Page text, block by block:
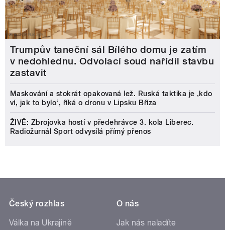
Trumpův taneční sál Bílého domu je zatím
v nedohlednu. Odvolací soud nařídil stavbu
zastavit
Maskování a stokrát opakovaná lež. Ruská taktika je ‚kdo
ví, jak to bylo‘, říká o dronu v Lipsku Bříza
ŽIVĚ: Zbrojovka hostí v předehrávce 3. kola Liberec.
Radiožurnál Sport odvysílá přímý přenos
Český rozhlas
Válka na Ukrajině
O nás
Jak nás naladíte